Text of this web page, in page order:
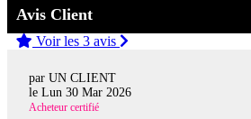
Avis Client
Voir les 3 avis
par UN CLIENT
le Lun 30 Mar 2026
Acheteur certifié